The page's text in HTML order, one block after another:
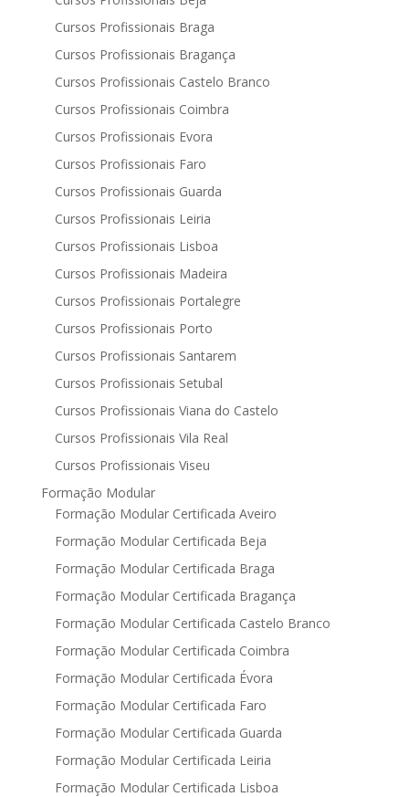
Cursos Profissionais Braga
Cursos Profissionais Bragança
Cursos Profissionais Castelo Branco
Cursos Profissionais Coimbra
Cursos Profissionais Evora
Cursos Profissionais Faro
Cursos Profissionais Guarda
Cursos Profissionais Leiria
Cursos Profissionais Lisboa
Cursos Profissionais Madeira
Cursos Profissionais Portalegre
Cursos Profissionais Porto
Cursos Profissionais Santarem
Cursos Profissionais Setubal
Cursos Profissionais Viana do Castelo
Cursos Profissionais Vila Real
Cursos Profissionais Viseu
Formação Modular
Formação Modular Certificada Aveiro
Formação Modular Certificada Beja
Formação Modular Certificada Braga
Formação Modular Certificada Bragança
Formação Modular Certificada Castelo Branco
Formação Modular Certificada Coimbra
Formação Modular Certificada Évora
Formação Modular Certificada Faro
Formação Modular Certificada Guarda
Formação Modular Certificada Leiria
Formação Modular Certificada Lisboa